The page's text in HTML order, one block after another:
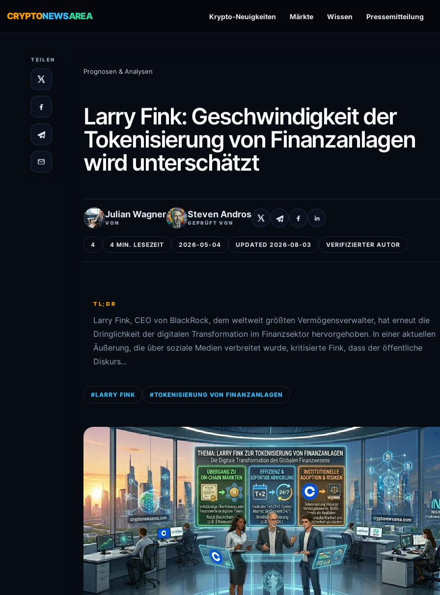
CRYPTONEWSAREA Krypto-Neuigkeiten Märkte Wissen Pressemitteilung
TEILEN
Prognosen & Analysen
Larry Fink: Geschwindigkeit der
Tokenisierung von Finanzanlagen
wird unterschätzt
Julian Wagner
VON
Steven Andros
GEPRÜFT VON
4 4 MIN. LESEZEIT 2026-05-04 UPDATED 2026-08-03 VERIFIZIERTER AUTOR
TL;DR
Larry Fink, CEO von BlackRock, dem weltweit größten Vermögensverwalter, hat erneut die
Dringlichkeit der digitalen Transformation im Finanzsektor hervorgehoben. In einer aktuellen
Äußerung, die über soziale Medien verbreitet wurde, kritisierte Fink, dass der öffentliche
Diskurs...
#LARRY FINK #TOKENISIERUNG VON FINANZANLAGEN